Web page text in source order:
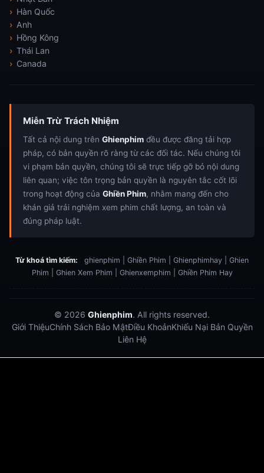
Hàn Quốc
Anh
Hồng Kông
Thái Lan
Canada
Miễn Trừ Trách Nhiệm
Tất cả nội dung trên Ghienphim đều được đăng tải hợp
pháp, có bản quyền rõ ràng từ các đối tác. Nếu chúng tôi
vi phạm bản quyền, chúng tôi sẽ trực tiếp gỡ bỏ nội dung
liên quan; việc tôn trọng bản quyền là nguyên tắc cốt lõi
trong hoạt động của Ghiền Phim, nhằm mang đến cho
khán giả trải nghiệm xem phim chất lượng, an toàn và
đúng pháp luật.
Từ khoá tìm kiếm:
ghienphim | Ghiền Phim | Ghienphimhay | Ghien
Phim | Ghien Xem Phim | Ghienxemphim | Ghiền Phim Hay
© 2026 Ghienphim. All rights reserved.
Giới ThiệuChính Sách Bảo MậtĐiều KhoảnKhiếu Nại Bản Quyền
Liên Hệ